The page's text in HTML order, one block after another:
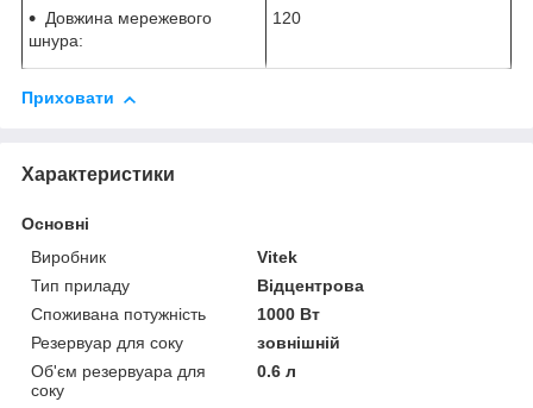
Довжина мережевого
шнура:
120
Приховати
Характеристики
Основні
Виробник
Vitek
Тип приладу
Відцентрова
Споживана потужність
1000 Вт
Резервуар для соку
зовнішній
Об'єм резервуара для
соку
0.6 л